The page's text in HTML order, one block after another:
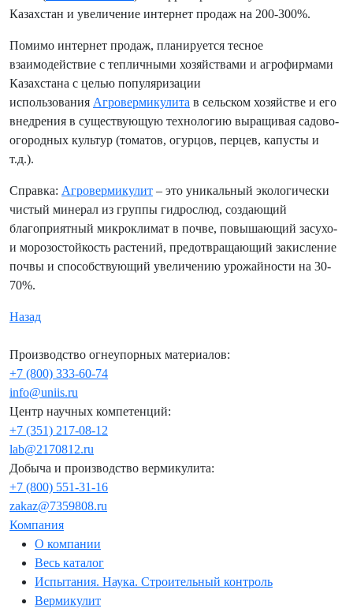
Казахстан и увеличение интернет продаж на 200-300%.
Помимо интернет продаж, планируется тесное
взаимодействие с тепличными хозяйствами и агрофирмами
Казахстана с целью популяризации
использования Агровермикулита в сельском хозяйстве и его
внедрения в существующую технологию выращивая садово-
огородных культур (томатов, огурцов, перцев, капусты и
т.д.).
Справка: Агровермикулит – это уникальный экологически
чистый минерал из группы гидрослюд, создающий
благоприятный микроклимат в почве, повышающий засухо-
и морозостойкость растений, предотвращающий закисление
почвы и способствующий увеличению урожайности на 30-
70%.
Назад
Производство огнеупорных материалов:
+7 (800) 333-60-74
info@uniis.ru
Центр научных компетенций:
+7 (351) 217-08-12
lab@2170812.ru
Добыча и производство вермикулита:
+7 (800) 551-31-16
zakaz@7359808.ru
Компания
О компании
Весь каталог
Испытания. Наука. Строительный контроль
Вермикулит